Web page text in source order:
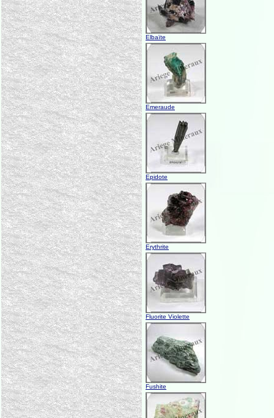
Elbaïte
Emeraude
Epidote
Erythrite
Fluorite Violette
Fushite